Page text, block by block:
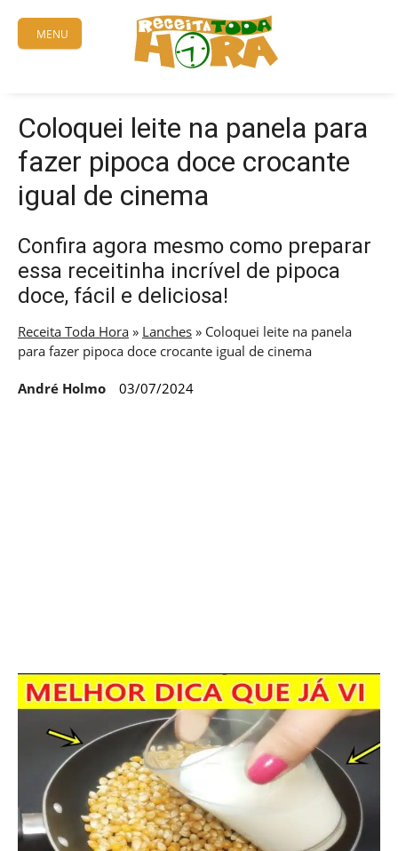
content
MENU
Coloquei leite na panela para
fazer pipoca doce crocante
igual de cinema
Confira agora mesmo como preparar
essa receitinha incrível de pipoca
doce, fácil e deliciosa!
Receita Toda Hora » Lanches » Coloquei leite na panela
para fazer pipoca doce crocante igual de cinema
André Holmo 03/07/2024